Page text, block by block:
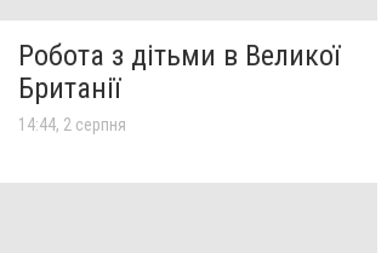
Робота з дітьми в Великої
Британії
14:44, 2 серпня